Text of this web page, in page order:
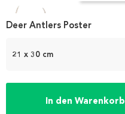
1
21 x 30 cm
In den Warenkorb
Deer Antlers Poster